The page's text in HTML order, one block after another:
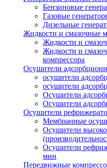
Бензиновые
Газовые
Дизельные
Жидкости и смазочные
Жидкости и
Жидкости и
компрессора
Осушители
осушители
осушители
Осушители
Осушители
Осушители
Мембранные
Осушители
Осушители
мин
Передвижные